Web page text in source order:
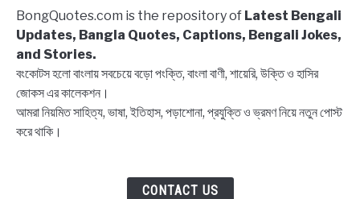
Heart
and
BongQuotes.com is the repository of Latest Bengali
Updates, Bangla Quotes, Captions, Bengali Jokes,
and Stories.
বংকোটস হলো বাংলায় সবচেয়ে বড়ো পংক্তি, বাংলা বাণী, শায়েরি, উক্তি ও হাসির
জোকস এর কালেকশন।
আমরা নিয়মিত সাহিত্য, ভাষা, ইতিহাস, পড়াশোনা, প্রযুক্তি ও ভ্রমণ নিয়ে নতুন পোস্ট
করে থাকি।
CONTACT US